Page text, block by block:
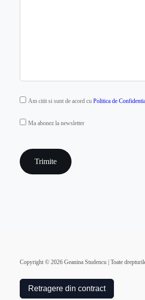
GDPR
Am citit si sunt de acord cu Politica de
MAILCHIMP
Ma abonez la newsletter
Copyright © 2026 Geanina Studencu | Toate
Retragere din contract